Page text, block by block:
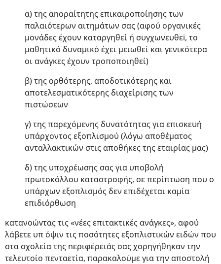
α) της αnοραίτητης επικαιροποίησης των
παλαιότερων αιτημάτων σας (αφού οργανικές
μονάδες έχουν καταργηθεί ή συγχωνευθεi, το
μαθητικό δυναμικό έχει μειωθεί και γενικότερα
οι ανάγκες έχουν τροποποιηθεί)
β) της ορθότερης, αποδοτικότερης και
αποτελεσματικότερης διαχείρισης των
πιστώσεων
γ) της παρεχόμενης δυνατότητας για επισκευή
υπάρχοντος εξοπλισμού (λόγω αποθέματος
ανταλλακτικών στις αποθήκες της εταιρίας μας)
δ) της υποχρέωσης σας για υποβολή
πρωτοκόλλου καταστροφής, σε περίπτωση που ο
υπάρχων εξοπλισμός δεν επιδέχεται καμία
επιδιόρθωση
κατανοώvτας τις «νέες επιτακτικές ανάγκες», αφού
λάβετε υπ όψιν τις ποσότητες εξοπλιστικών ειδών που
στα σχολεία της nεριφέρειάς σας χορηγήθηκαν την
τελευτοίο πενταετία, παρακαλούμε για την αποστολή